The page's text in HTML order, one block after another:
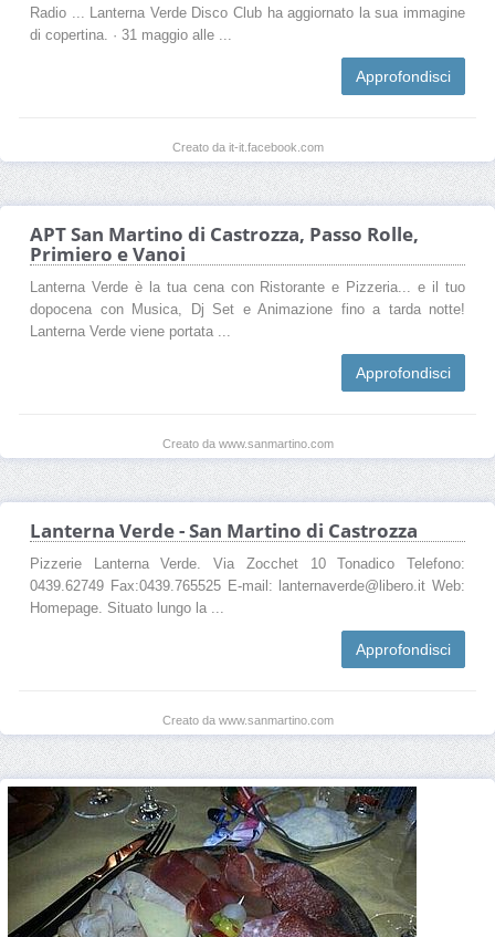
Radio ... Lanterna Verde Disco Club ha aggiornato la sua immagine
di copertina. · 31 maggio alle ...
Approfondisci
Creato da it-it.facebook.com
APT San Martino di Castrozza, Passo Rolle,
Primiero e Vanoi
Lanterna Verde è la tua cena con Ristorante e Pizzeria... e il tuo
dopocena con Musica, Dj Set e Animazione fino a tarda notte!
Lanterna Verde viene portata ...
Approfondisci
Creato da www.sanmartino.com
Lanterna Verde - San Martino di Castrozza
Pizzerie Lanterna Verde. Via Zocchet 10 Tonadico Telefono:
0439.62749 Fax:0439.765525 E-mail: lanternaverde@libero.it Web:
Homepage. Situato lungo la ...
Approfondisci
Creato da www.sanmartino.com